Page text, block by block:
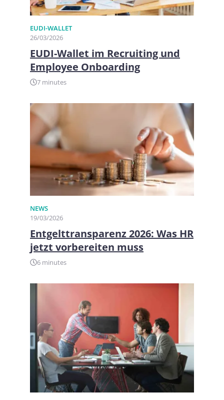
EUDI-WALLET
26/03/2026
EUDI-Wallet im Recruiting und
Employee Onboarding
7 minutes
NEWS
19/03/2026
Entgelttransparenz 2026: Was HR
jetzt vorbereiten muss
6 minutes